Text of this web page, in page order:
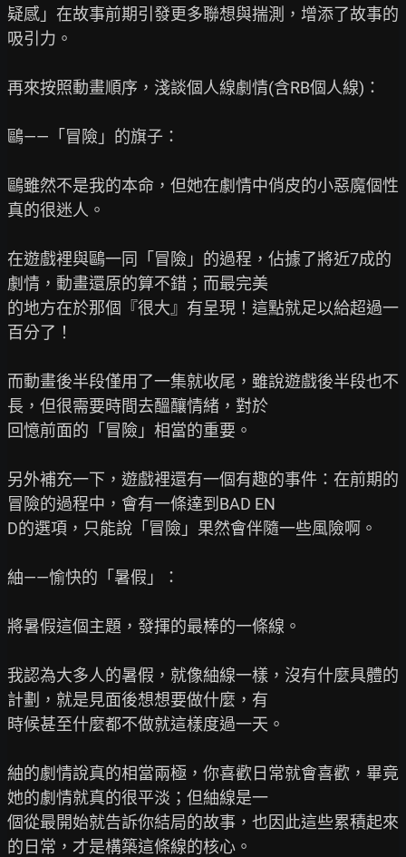
疑感」在故事前期引發更多聯想與揣測，增添了故事的
吸引力。
再來按照動畫順序，淺談個人線劇情(含RB個人線)：
鷗——「冒險」的旗子：
鷗雖然不是我的本命，但她在劇情中俏皮的小惡魔個性
真的很迷人。
在遊戲裡與鷗一同「冒險」的過程，佔據了將近7成的
劇情，動畫還原的算不錯；而最完美
的地方在於那個『很大』有呈現！這點就足以給超過一
百分了！
而動畫後半段僅用了一集就收尾，雖說遊戲後半段也不
長，但很需要時間去醞釀情緒，對於
回憶前面的「冒險」相當的重要。
另外補充一下，遊戲裡還有一個有趣的事件：在前期的
冒險的過程中，會有一條達到BAD EN
D的選項，只能說「冒險」果然會伴隨一些風險啊。
紬——愉快的「暑假」：
將暑假這個主題，發揮的最棒的一條線。
我認為大多人的暑假，就像紬線一樣，沒有什麼具體的
計劃，就是見面後想想要做什麼，有
時候甚至什麼都不做就這樣度過一天。
紬的劇情說真的相當兩極，你喜歡日常就會喜歡，畢竟
她的劇情就真的很平淡；但紬線是一
個從最開始就告訴你結局的故事，也因此這些累積起來
的日常，才是構築這條線的核心。